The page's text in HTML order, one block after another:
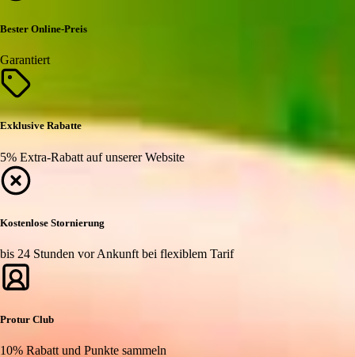
Bester Online-Preis
Garantiert
Exklusive Rabatte
5% Extra-Rabatt auf unserer Website
Kostenlose Stornierung
bis 24 Stunden vor Ankunft bei flexiblem Tarif
Protur Club
10% Rabatt und Punkte sammeln